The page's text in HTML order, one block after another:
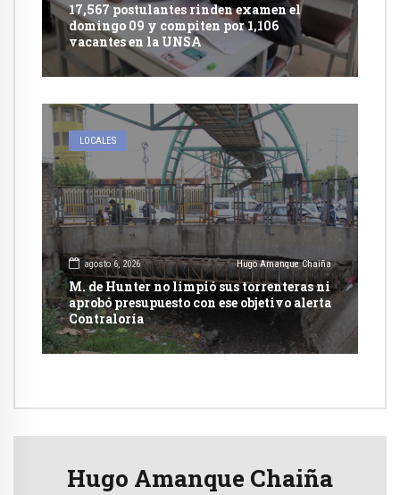
17,567 postulantes rinden examen el
domingo 09 y compiten por 1,106
vacantes en la UNSA
LOCALES
agosto 6, 2026 Hugo Amanque Chaiña
M. de Hunter no limpió sus torrenteras ni
aprobó presupuesto con ese objetivo alerta
Contraloría
Hugo Amanque Chaiña